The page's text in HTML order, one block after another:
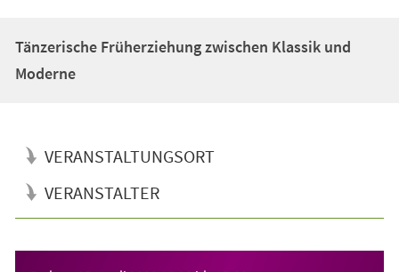
Tänzerische Früherziehung zwischen Klassik und
Moderne
VERANSTALTUNGSORT
VERANSTALTER